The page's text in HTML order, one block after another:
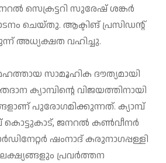
സെക്രട്ടറി സുരേഷ് ശങ്കര്‍
ചെയ്തു. ആക്ടിങ് പ്രസിഡന്റ്
അധ്യക്ഷത വഹിച്ചു.
സാമൂഹിക ദൗത്യമായി
ക്യാമ്പിന്റെ വിജയത്തിനായി
പുരോഗമിക്കുന്നത്. ക്യാമ്പ്
കൊട്ടുകാട്, ജനറല്‍ കണ്‍വീനര്‍
ഷംനാദ് കരുനാഗപ്പള്ളി
ലക്ഷ്യങ്ങളും പ്രവര്‍ത്തന